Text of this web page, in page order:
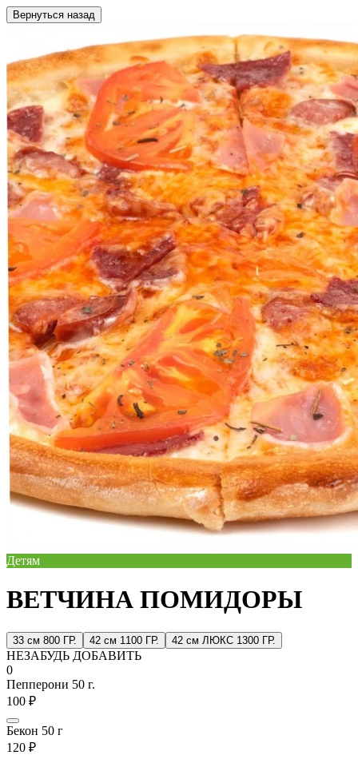
Вернуться назад
Детям
ВЕТЧИНА ПОМИДОРЫ
33 см 800 ГР. 42 см 1100 ГР. 42 см ЛЮКС 1300 ГР.
НЕЗАБУДЬ ДОБАВИТЬ
0
Пепперони 50 г.
100 ₽
Бекон 50 г
120 ₽